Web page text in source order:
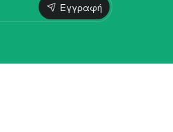
Εγγραφή